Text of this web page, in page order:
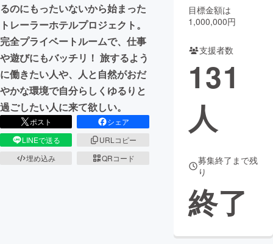
CAMPFIREふるさと納税machi-ya コミュニティ
るのにもったいないから始まった
トレーラーホテルプロジェクト。
完全プライベートルームで、仕事
や遊びにもバッチリ！ 旅するよう
に働きたい人や、人と自然がおだ
やかな環境で自分らしくゆるりと
過ごしたい人に来て欲しい。
ポスト
シェア
LINEで送る
URLコピー
埋め込み
QRコード
目標金額は
1,000,000円
支援者数
131
人
募集終了まで残
り
終了